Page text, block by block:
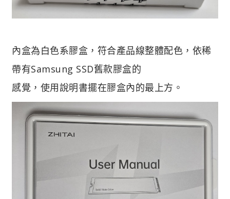
內盒為白色系膠盒，符合產品線整體配色，依稀
帶有Samsung SSD舊款膠盒的
感覺，使用說明書擺在膠盒內的最上方。